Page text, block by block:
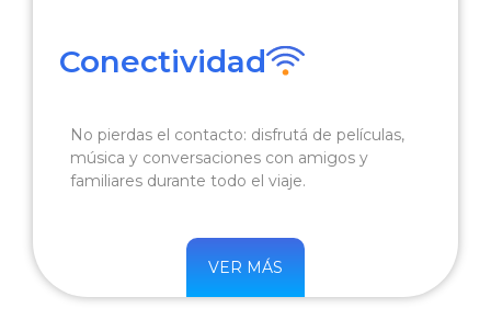
Conectividad
No pierdas el contacto: disfrutá de películas,
música y conversaciones con amigos y
familiares durante todo el viaje.
VER MÁS